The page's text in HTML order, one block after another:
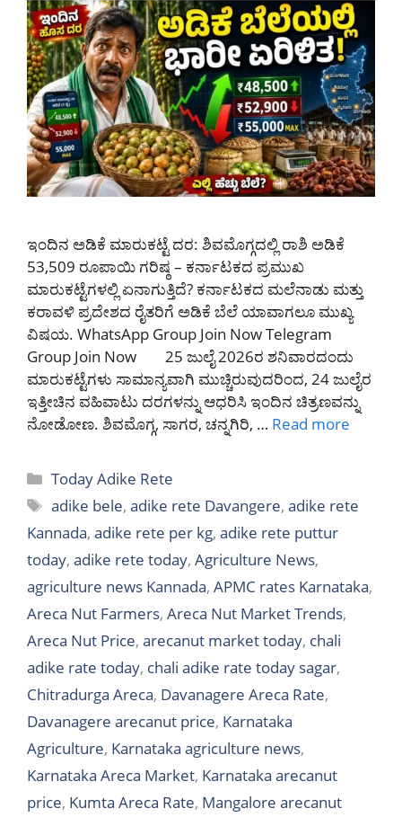
ಇಂದಿನ ಅಡಿಕೆ ಮಾರುಕಟ್ಟೆ ದರ: ಶಿವಮೊಗ್ಗದಲ್ಲಿ ರಾಶಿ ಅಡಿಕೆ
53,509 ರೂಪಾಯಿ ಗರಿಷ್ಠ – ಕರ್ನಾಟಕದ ಪ್ರಮುಖ
ಮಾರುಕಟ್ಟೆಗಳಲ್ಲಿ ಏನಾಗುತ್ತಿದೆ? ಕರ್ನಾಟಕದ ಮಲೆನಾಡು ಮತ್ತು
ಕರಾವಳಿ ಪ್ರದೇಶದ ರೈತರಿಗೆ ಅಡಿಕೆ ಬೆಲೆ ಯಾವಾಗಲೂ ಮುಖ್ಯ
ವಿಷಯ. WhatsApp Group Join Now Telegram
Group Join Now 25 ಜುಲೈ 2026ರ ಶನಿವಾರದಂದು
ಮಾರುಕಟ್ಟೆಗಳು ಸಾಮಾನ್ಯವಾಗಿ ಮುಚ್ಚಿರುವುದರಿಂದ, 24 ಜುಲೈರ
ಇತ್ತೀಚಿನ ವಹಿವಾಟು ದರಗಳನ್ನು ಆಧರಿಸಿ ಇಂದಿನ ಚಿತ್ರಣವನ್ನು
ನೋಡೋಣ. ಶಿವಮೊಗ್ಗ, ಸಾಗರ, ಚನ್ನಗಿರಿ, … Read more
Categories
Today Adike Rete
Tags
adike bele,adike rete Davangere,adike rete
Kannada, adike rete per kg, adike rete puttur
today, adike rete today, Agriculture News,
agriculture news Kannada, APMC rates Karnataka,
Areca Nut Farmers, Areca Nut Market Trends,
Areca Nut Price, arecanut market today, chali
adike rate today, chali adike rate today sagar,
Chitradurga Areca, Davanagere Areca Rate,
Davanagere arecanut price, Karnataka
Agriculture, Karnataka agriculture news,
Karnataka Areca Market, Karnataka arecanut
price, Kumta Areca Rate, Mangalore arecanut